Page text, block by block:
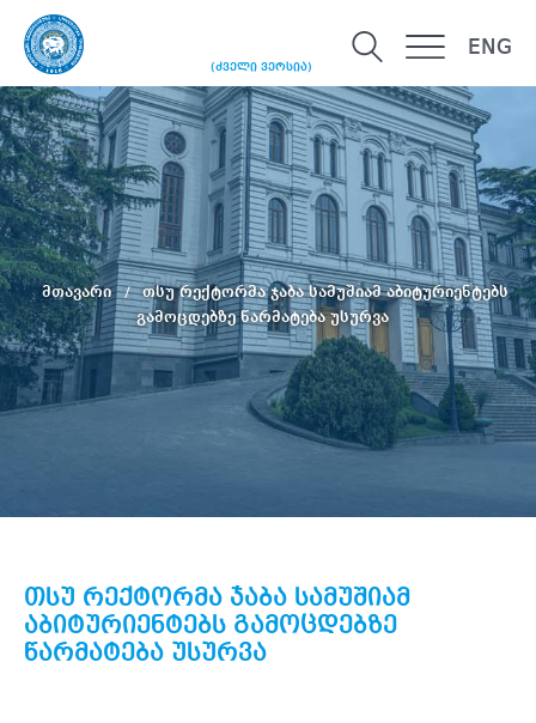
(ძველი ვერსია)
ENG
მთავარი
თსუ რექტორმა ჯაბა სამუშიამ აბიტურიენტებს
გამოცდებზე წარმატება უსურვა
თსუ რექტორმა ჯაბა სამუშიამ
აბიტურიენტებს გამოცდებზე
წარმატება უსურვა